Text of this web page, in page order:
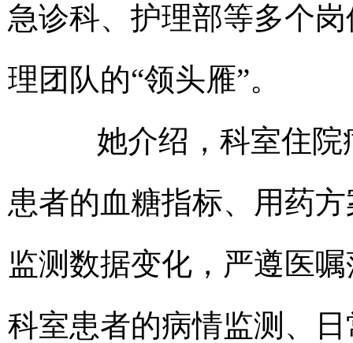
急诊科、护理部等多个
理团队的“领头雁”。
她介绍，科室住院
患者的血糖指标、用药
监测数据变化，严遵医
科室患者的病情监测、